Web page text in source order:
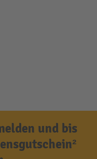
und bis